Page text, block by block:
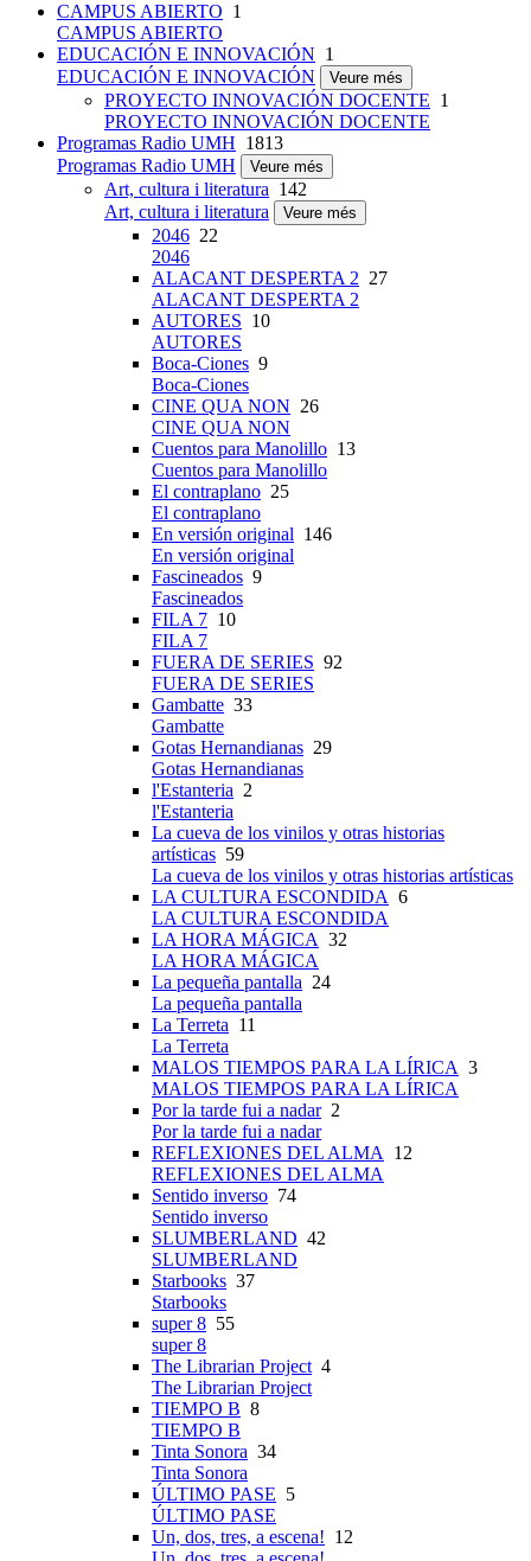
CAMPUS ABIERTO 1
CAMPUS ABIERTO
EDUCACIÓN E INNOVACIÓN 1
EDUCACIÓN E INNOVACIÓN
Veure més
PROYECTO INNOVACIÓN DOCENTE 1
PROYECTO INNOVACIÓN DOCENTE
Programas Radio UMH 1813
Programas Radio UMH
Veure més
Art, cultura i literatura 142
Art, cultura i literatura
Veure més
2046 22
2046
ALACANT DESPERTA 2 27
ALACANT DESPERTA 2
AUTORES 10
AUTORES
Boca-Ciones 9
Boca-Ciones
CINE QUA NON 26
CINE QUA NON
Cuentos para Manolillo 13
Cuentos para Manolillo
El contraplano 25
El contraplano
En versión original 146
En versión original
Fascineados 9
Fascineados
FILA 7 10
FILA 7
FUERA DE SERIES 92
FUERA DE SERIES
Gambatte 33
Gambatte
Gotas Hernandianas 29
Gotas Hernandianas
l'Estanteria 2
l'Estanteria
La cueva de los vinilos y otras historias
artísticas 59
La cueva de los vinilos y otras historias artísticas
LA CULTURA ESCONDIDA 6
LA CULTURA ESCONDIDA
LA HORA MÁGICA 32
LA HORA MÁGICA
La pequeña pantalla 24
La pequeña pantalla
La Terreta 11
La Terreta
MALOS TIEMPOS PARA LA LÍRICA 3
MALOS TIEMPOS PARA LA LÍRICA
Por la tarde fui a nadar2
Por la tarde fui a nadar
REFLEXIONES DEL ALMA
12
REFLEXIONES DEL ALMA
Sentido inverso 74
Sentido inverso
SLUMBERLAND 42
SLUMBERLAND
Starbooks 37
Starbooks
super 8 55
super 8
The Librarian Project 4
The Librarian Project
TIEMPO B 8
TIEMPO B
Tinta Sonora 34
Tinta Sonora
ÚLTIMO PASE 5
ÚLTIMO PASE
Un, dos, tres, a escena! 12